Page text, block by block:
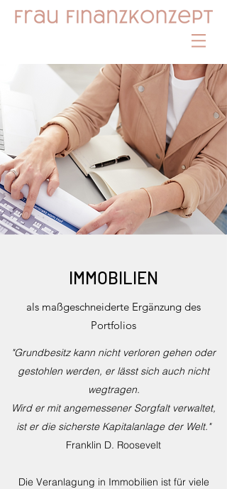
IMMOBILIEN
als maßgeschneiderte Ergänzung des
Portfolios
"Grundbesitz kann nicht verloren gehen oder
gestohlen werden, er lässt sich auch nicht
wegtragen.
Wird er mit angemessener Sorgfalt verwaltet,
ist er die sicherste Kapitalanlage der Welt."
Franklin D. Roosevelt
Die Veranlagung in Immobilien ist für viele